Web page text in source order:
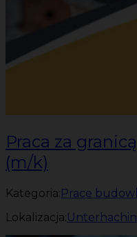
Praca za
(m/k)
Kategoria:Prace
Lokalizacja: